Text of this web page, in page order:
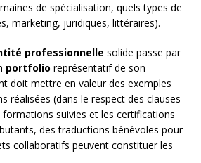
de spécialisation, quels types de
marketing, juridiques, littéraires).
professionnelle solide passe par
portfolio représentatif de son
doit mettre en valeur des exemples
réalisées (dans le respect des clauses
suivies et les certifications
des traductions bénévoles pour
collaboratifs peuvent constituer les